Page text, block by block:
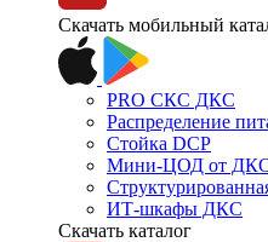
Скачать мобильный
PRO СКС ДКС
Распределение
Стойка DCP
Мини-ЦОД от ДКС
ИТ-шкафы ДКС
Скачать каталог